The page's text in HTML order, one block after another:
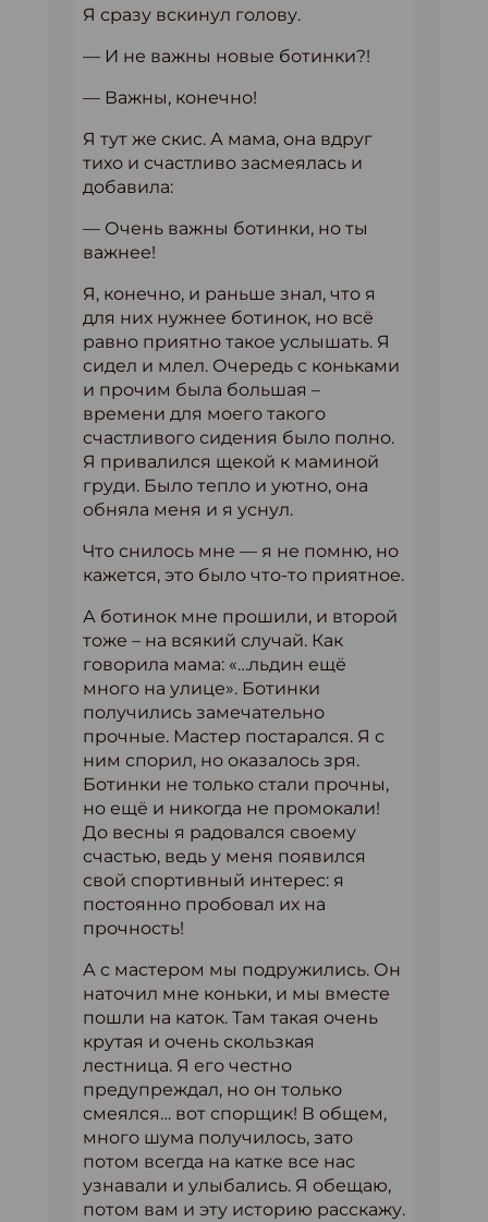
Я сразу вскинул голову.
— И не важны новые ботинки?!
— Важны, конечно!
Я тут же скис. А мама, она вдруг
тихо и счастливо засмеялась и
добавила:
— Очень важны ботинки, но ты
важнее!
Я, конечно, и раньше знал, что я
для них нужнее ботинок, но всё
равно приятно такое услышать. Я
сидел и млел. Очередь с коньками
и прочим была большая –
времени для моего такого
счастливого сидения было полно.
Я привалился щекой к маминой
груди. Было тепло и уютно, она
обняла меня и я уснул.
Что снилось мне — я не помню, но
кажется, это было что-то приятное.
А ботинок мне прошили, и второй
тоже – на всякий случай. Как
говорила мама: «…льдин ещё
много на улице». Ботинки
получились замечательно
прочные. Мастер постарался. Я с
ним спорил, но оказалось зря.
Ботинки не только стали прочны,
но ещё и никогда не промокали!
До весны я радовался своему
счастью, ведь у меня появился
свой спортивный интерес: я
постоянно пробовал их на
прочность!
А с мастером мы подружились. Он
наточил мне коньки, и мы вместе
пошли на каток. Там такая очень
крутая и очень скользкая
лестница. Я его честно
предупреждал, но он только
смеялся… вот спорщик! В общем,
много шума получилось, зато
потом всегда на катке все нас
узнавали и улыбались. Я обещаю,
потом вам и эту историю расскажу.